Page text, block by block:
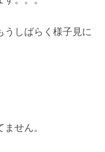
うしばらく様子見に
せん。